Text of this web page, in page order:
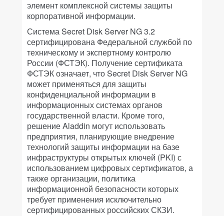
элемент комплексной системы защиты
корпоративной информации.
Система Secret Disk Server NG 3.2
сертифицирована Федеральной службой по
техническому и экспертному контролю
России (ФСТЭК). Получение сертификата
ФСТЭК означает, что Secret Disk Server NG
может применяться для защиты
конфиденциальной информации в
информационных системах органов
государственной власти. Кроме того,
решение Aladdin могут использовать
предприятия, планирующие внедрение
технологий защиты информации на базе
инфраструктуры открытых ключей (PKI) с
использованием цифровых сертификатов, а
также организации, политика
информационной безопасности которых
требует применения исключительно
сертифицированных российских СКЗИ.